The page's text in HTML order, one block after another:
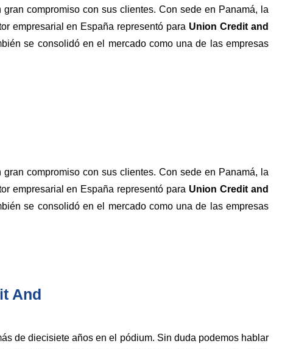
compromiso con sus clientes. Con sede en Panamá, la
empresarial en España representó para Union Credit and
se consolidó en el mercado como una de las empresas
compromiso con sus clientes. Con sede en Panamá, la
empresarial en España representó para Union Credit and
se consolidó en el mercado como una de las empresas
And
de diecisiete años en el pódium. Sin duda podemos hablar